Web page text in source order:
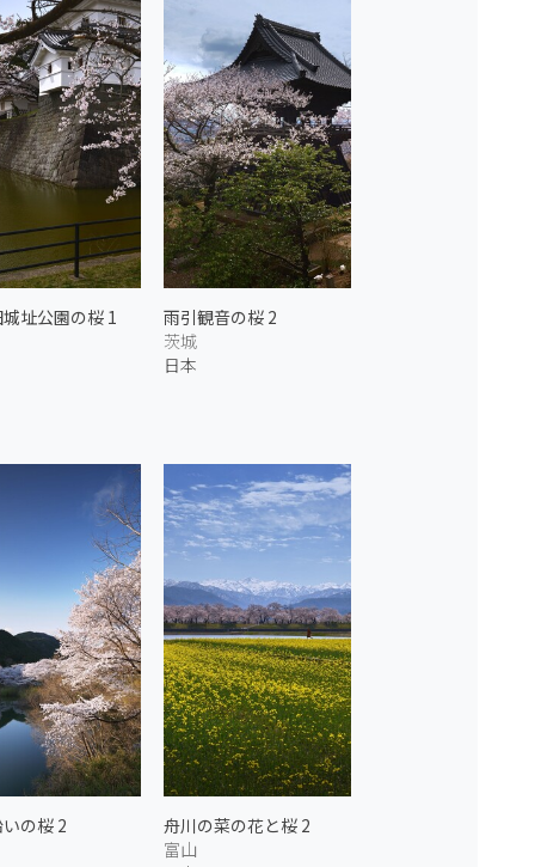
址公園の桜 1
雨引観音の桜 2
茨城
日本
の桜 2
舟川の菜の花と桜 2
富山